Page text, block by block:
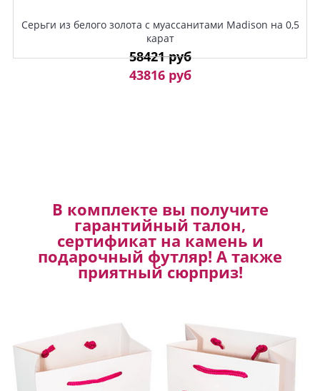
Серьги из белого золота с муассанитами Madison на 0,5
карат
58421 руб
43816 руб
В комплекте вы получите
гарантийный талон,
сертификат на камень и
подарочный футляр! А также
приятный сюрприз!